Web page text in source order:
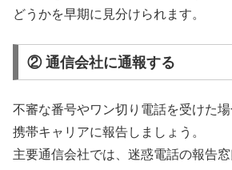
どうかを早期に見分けられます。
② 通信会社に通報する
不審な番号やワン切り電話を受けた
携帯キャリアに報告しましょう。
主要通信会社では、迷惑電話の報告窓